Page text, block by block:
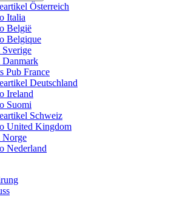
Österreich
Italia
België
Belgique
Pub France
Deutschland
Ireland
Suomi
Schweiz
United Kingdom
Nederland